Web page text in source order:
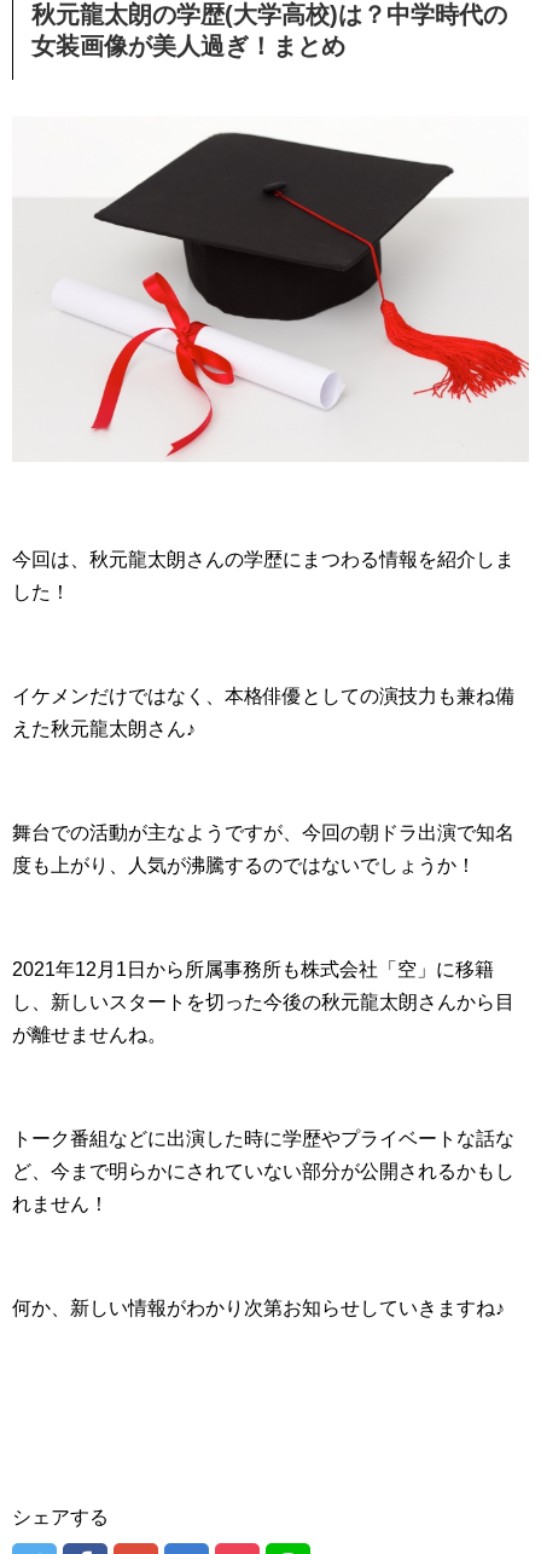
秋元龍太朗の学歴(大学高校)は？中学時代の
女装画像が美人過ぎ！まとめ
今回は、秋元龍太朗さんの学歴にまつわる情報を紹介しま
した！
イケメンだけではなく、本格俳優としての演技力も兼ね備
えた秋元龍太朗さん♪
舞台での活動が主なようですが、今回の朝ドラ出演で知名
度も上がり、人気が沸騰するのではないでしょうか！
2021年12月1日から所属事務所も株式会社「空」に移籍
し、新しいスタートを切った今後の秋元龍太朗さんから目
が離せませんね。
トーク番組などに出演した時に学歴やプライベートな話な
ど、今まで明らかにされていない部分が公開されるかもし
れません！
何か、新しい情報がわかり次第お知らせしていきますね♪
シェアする